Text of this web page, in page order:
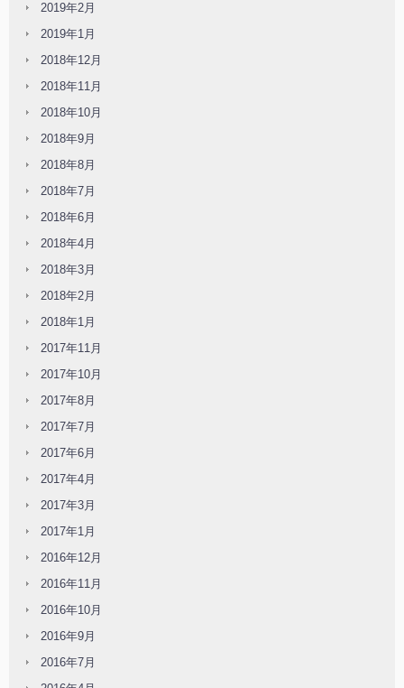
2019年2月
2019年1月
2018年12月
2018年11月
2018年10月
2018年9月
2018年8月
2018年7月
2018年6月
2018年4月
2018年3月
2018年2月
2018年1月
2017年11月
2017年10月
2017年8月
2017年7月
2017年6月
2017年4月
2017年3月
2017年1月
2016年12月
2016年11月
2016年10月
2016年9月
2016年7月